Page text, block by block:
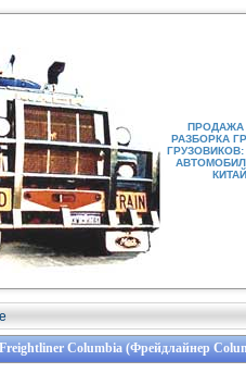
ПРОДАЖА
РАЗБОРКА
Freightliner Columbia (Фрейдлайнер